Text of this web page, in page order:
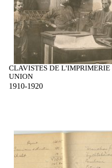
CLAVISTES DE L'IMPRIMERIE
UNION
1910-1920